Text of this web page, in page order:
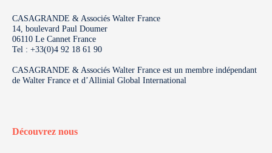
CASAGRANDE & Associés Walter France
14, boulevard Paul Doumer
06110 Le Cannet France
Tel : +33(0)4 92 18 61 90
CASAGRANDE & Associés Walter France est un membre indépendant
de Walter France et d’Allinial Global International
Découvrez nous